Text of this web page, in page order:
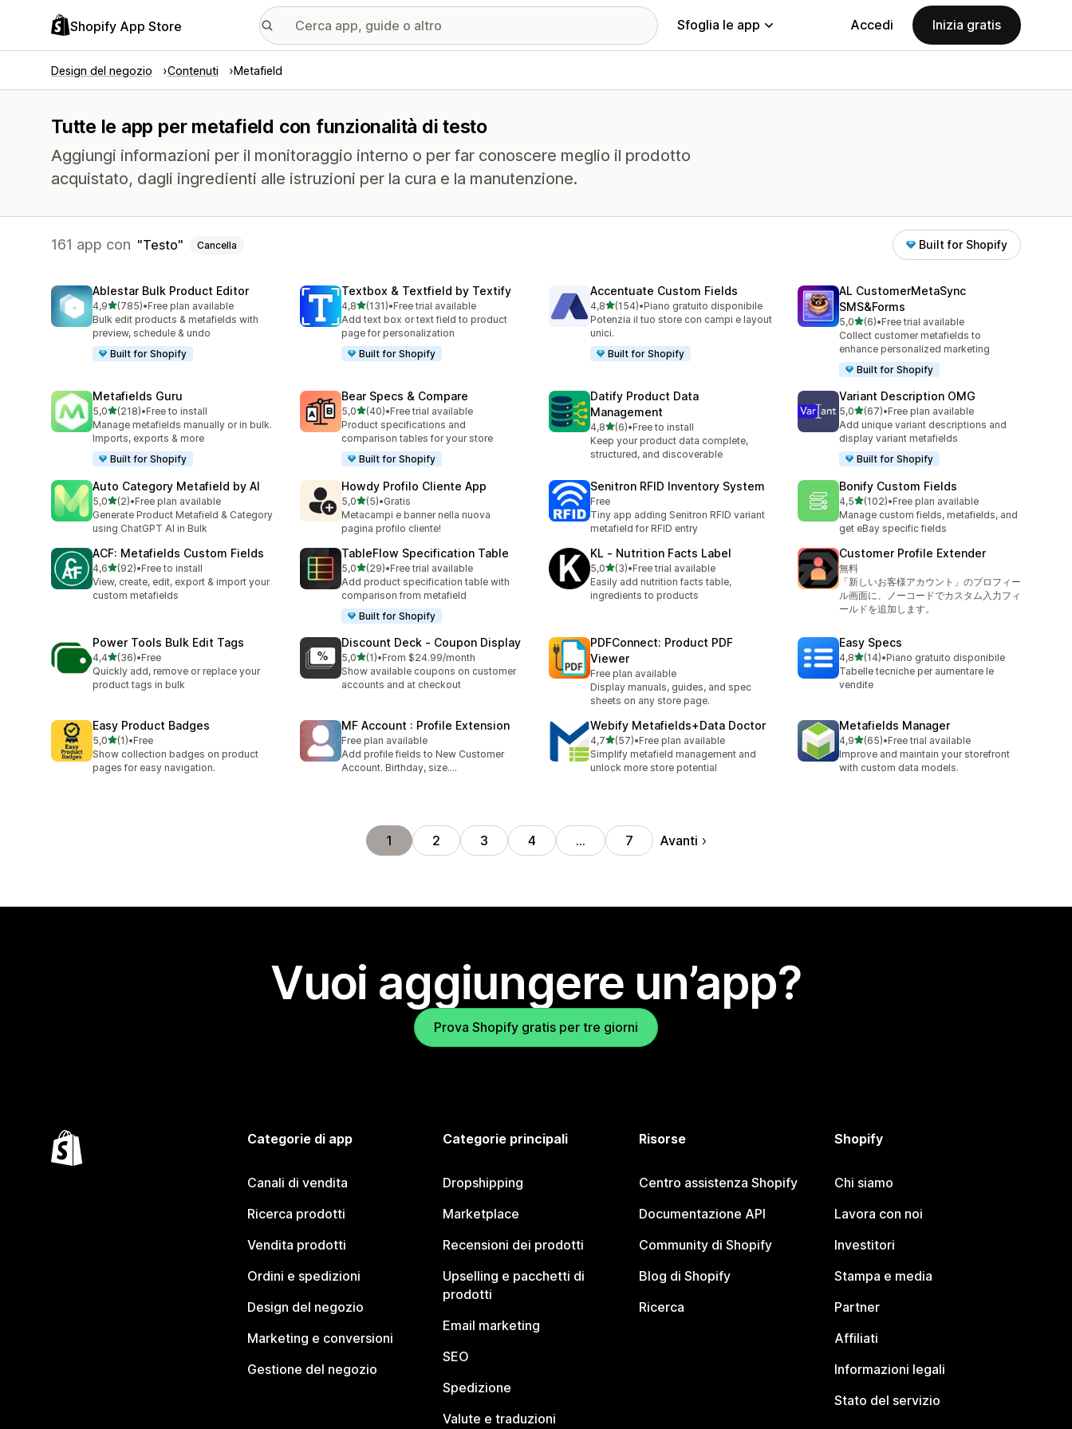
Shopify App Store Sfoglia le app Accedi Inizia gratis
Design del negozio Contenuti Metafield
Tutte le app per metafield con funzionalità di testo
Aggiungi informazioni per il monitoraggio interno o per far conoscere meglio il prodotto
acquistato, dagli ingredienti alle istruzioni per la cura e la manutenzione.
161 app con Testo Cancella Built for Shopify
Ablestar Bulk Product Editor
4,9stelle su 5
(785)
785 recensioni totali
•Free plan available
Bulk edit products & metafields with
preview, schedule & undo
Built for Shopify
Textbox & Textfield by Textify
4,8stelle su 5
(131)
131 recensioni totali
•Free trial available
Add text box or text field to product
page for personalization
Built for Shopify
Accentuate Custom Fields
4,8stelle su 5
(154)
154 recensioni totali
•Piano gratuito disponibile
Potenzia il tuo store con campi e layout
unici.
Built for Shopify
AL CustomerMetaSync
SMS&Forms
5,0stelle su 5
(6)
6 recensioni totali
•Free trial available
Collect customer metafields to
enhance personalized marketing
Built for Shopify
Metafields Guru
5,0stelle su 5
(218)
218 recensioni totali
•Free to install
Manage metafields manually or in bulk.
Imports, exports & more
Built for Shopify
Bear Specs & Compare
5,0stelle su 5
(40)
40 recensioni totali
•Free trial available
Product specifications and
comparison tables for your store
Built for Shopify
Datify Product Data
Management
4,8stelle su 5
(6)
6 recensioni totali
•Free to install
Keep your product data complete,
structured, and discoverable
Variant Description OMG
5,0stelle su 5
(67)
67 recensioni totali
•Free plan available
Add unique variant descriptions and
display variant metafields
Built for Shopify
Auto Category Metafield by AI
5,0stelle su 5
(2)
2 recensioni totali
•Free plan available
Generate Product Metafield & Category
using ChatGPT AI in Bulk
Howdy Profilo Cliente App
5,0stelle su 5
(5)
5 recensioni totali
•Gratis
Metacampi e banner nella nuova
pagina profilo cliente!
Senitron RFID Inventory System
Free
Tiny app adding Senitron RFID variant
metafield for RFID entry
Bonify Custom Fields
4,5stelle su 5
(102)
102 recensioni totali
•Free plan available
Manage custom fields, metafields, and
get eBay specific fields
ACF: Metafields Custom Fields
4,6stelle su 5
(92)
92 recensioni totali
•Free to install
View, create, edit, export & import your
custom metafields
TableFlow Specification Table
5,0stelle su 5
(29)
29 recensioni totali
•Free trial available
Add product specification table with
comparison from metafield
Built for Shopify
KL ‑ Nutrition Facts Label
5,0stelle su 5
(3)
3 recensioni totali
•Free trial available
Easily add nutrition facts table,
ingredients to products
Customer Profile Extender
無料
「新しいお客様アカウント」のプロフィー
ル画面に、ノーコードでカスタム入力フィ
ールドを追加します。
Power Tools Bulk Edit Tags
4,4stelle su 5
(36)
36 recensioni totali
•Free
Quickly add, remove or replace your
product tags in bulk
Discount Deck ‑ Coupon Display
5,0stelle su 5
(1)
1 recensioni totali
•From $24.99/month
Show available coupons on customer
accounts and at checkout
PDFConnect: Product PDF
Viewer
Free plan available
Display manuals, guides, and spec
sheets on any store page.
Easy Specs
4,8stelle su 5
(14)
14 recensioni totali
•Piano gratuito disponibile
Tabelle tecniche per aumentare le
vendite
Easy Product Badges
5,0stelle su 5
(1)
1 recensioni totali
•Free
Show collection badges on product
pages for easy navigation.
MF Account : Profile Extension
Free plan available
Add profile fields to New Customer
Account. Birthday, size....
Webify Metafields+Data Doctor
4,7stelle su 5
(57)
57 recensioni totali
•Free plan available
Simplify metafield management and
unlock more store potential
Metafields Manager
4,9stelle su 5
(65)
65 recensioni totali
•Free trial available
Improve and maintain your storefront
with custom data models.
1 2 3 4 … 7 Avanti
Vuoi aggiungere un’app?
Prova Shopify gratis per tre giorni
Categorie di app
Canali di vendita
Ricerca prodotti
Vendita prodotti
Ordini e spedizioni
Design del negozio
Marketing e conversioni
Gestione del negozio
Categorie principali
Dropshipping
Marketplace
Recensioni dei prodotti
Upselling e pacchetti di
prodotti
Email marketing
SEO
Spedizione
Valute e traduzioni
Risorse
Centro assistenza Shopify
Documentazione API
Community di Shopify
Blog di Shopify
Ricerca
Shopify
Chi siamo
Lavora con noi
Investitori
Stampa e media
Partner
Affiliati
Informazioni legali
Stato del servizio